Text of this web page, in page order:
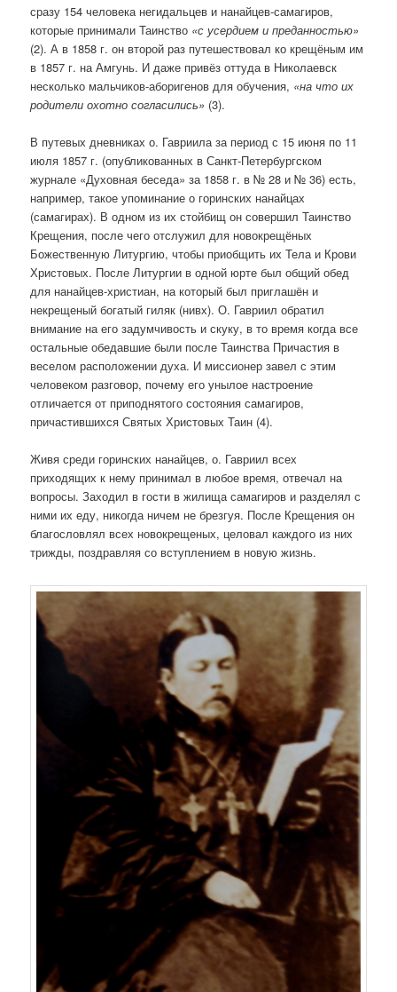
сразу 154 человека негидальцев и нанайцев-самагиров,
которые принимали Таинство «с усердием и преданностью»
(2). А в 1858 г. он второй раз путешествовал ко крещёным им
в 1857 г. на Амгунь. И даже привёз оттуда в Николаевск
несколько мальчиков-аборигенов для обучения, «на что их
родители охотно согласились» (3).
В путевых дневниках о. Гавриила за период с 15 июня по 11
июля 1857 г. (опубликованных в Санкт-Петербургском
журнале «Духовная беседа» за 1858 г. в № 28 и № 36) есть,
например, такое упоминание о горинских нанайцах
(самагирах). В одном из их стойбищ он совершил Таинство
Крещения, после чего отслужил для новокрещёных
Божественную Литургию, чтобы приобщить их Тела и Крови
Христовых. После Литургии в одной юрте был общий обед
для нанайцев-христиан, на который был приглашён и
некрещеный богатый гиляк (нивх). О. Гавриил обратил
внимание на его задумчивость и скуку, в то время когда все
остальные обедавшие были после Таинства Причастия в
веселом расположении духа. И миссионер завел с этим
человеком разговор, почему его унылое настроение
отличается от приподнятого состояния самагиров,
причастившихся Святых Христовых Таин (4).
Живя среди горинских нанайцев, о. Гавриил всех
приходящих к нему принимал в любое время, отвечал на
вопросы. Заходил в гости в жилища самагиров и разделял с
ними их еду, никогда ничем не брезгуя. После Крещения он
благословлял всех новокрещеных, целовал каждого из них
трижды, поздравляя со вступлением в новую жизнь.